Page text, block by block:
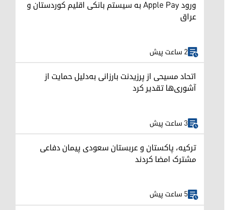
ورود Apple Pay به سیستم بانکی اقلیم کوردستان و
عراق
2 ساعت پیش
اتحاد مسیحی از پرزیدنت بارزانی به‌دلیل حمایت از
آشوری‌ها تقدیر کرد
3 ساعت پیش
ترکیه، پاکستان و عربستان سعودی پیمان دفاعی
مشترک امضا کردند
5 ساعت پیش